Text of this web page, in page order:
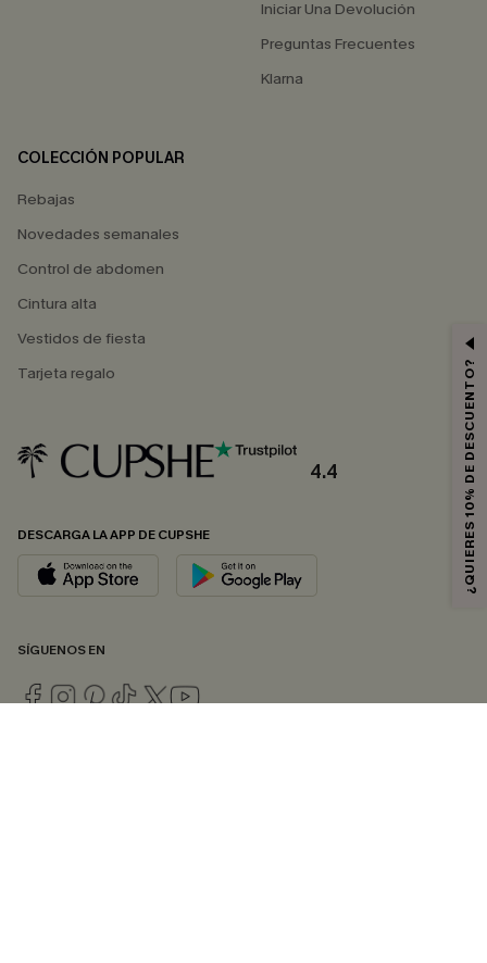
Iniciar Una Devolución
Preguntas Frecuentes
Klarna
COLECCIÓN POPULAR
Rebajas
Novedades semanales
Control de abdomen
Cintura alta
Vestidos de fiesta
Tarjeta regalo
4.4
DESCARGA LA APP DE CUPSHE
SÍGUENOS EN
¿QUIERES 10% DE DESCUENTO?